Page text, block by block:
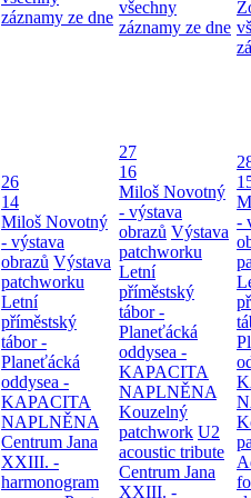
záznamy ze dne
všechny
záznamy ze dne
26
14
Miloš Novotný
- výstava
obrazů Výstava
patchworku
Letní
příměstský
tábor -
Planeťácká
oddysea -
KAPACITA
NAPLNĚNA
Centrum Jana
XXIII. -
harmonogram
27
16
Miloš Novotný
- výstava
obrazů Výstava
patchworku
Letní
příměstský
tábor -
Planeťácká
oddysea -
KAPACITA
NAPLNĚNA
Kouzelný
patchwork U2
acoustic tribute
Centrum Jana
XXIII. -
-